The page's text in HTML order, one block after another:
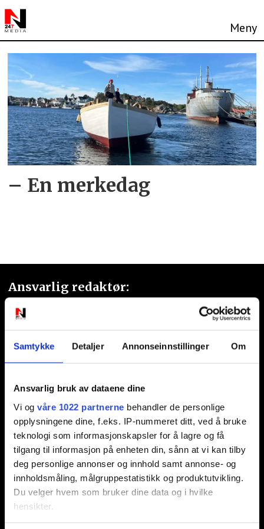
Samtykke Detaljer Annonseinnstillinger Om
Ansvarlig bruk av dataene dine
Vi og våre 1022 partnerne behandler de personlige
opplysningene dine, f.eks. IP-nummeret ditt, ved å bruke
teknologi som informasjonskapsler for å lagre og få
tilgang til informasjon på enheten din, sånn at vi kan tilby
deg personlige annonser og innhold samt annonse- og
innholdsmåling, målgruppestatistikk og produktutvikling.
Du velger hvem som bruker dine data og i hvilke
hensikter.
Tag:
båtrestaurering
– En merkedag
Ansvarlig redaktør:
Jon Aamodt
Kontakt oss
tips@n247.no
Annonsering:
marked@n247.no